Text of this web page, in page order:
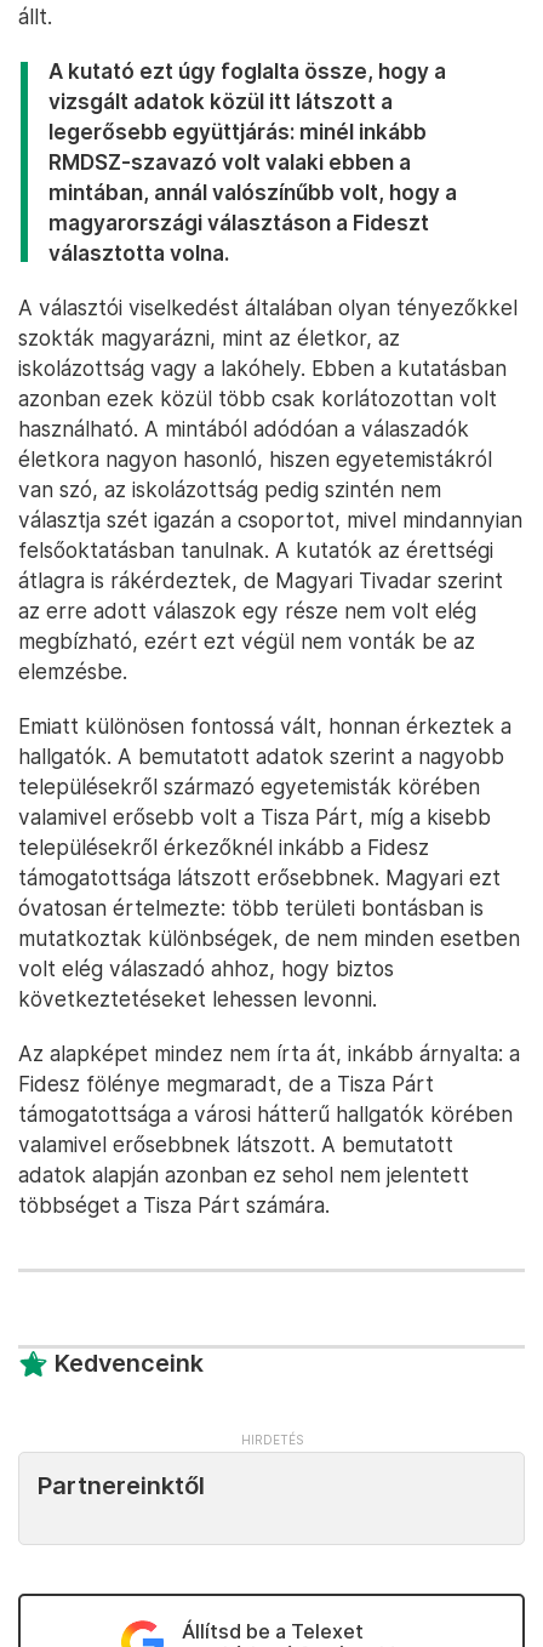
állt.
A kutató ezt úgy foglalta össze, hogy a
vizsgált adatok közül itt látszott a
legerősebb együttjárás: minél inkább
RMDSZ-szavazó volt valaki ebben a
mintában, annál valószínűbb volt, hogy a
magyarországi választáson a Fideszt
választotta volna.
A választói viselkedést általában olyan tényezőkkel
szokták magyarázni, mint az életkor, az
iskolázottság vagy a lakóhely. Ebben a kutatásban
azonban ezek közül több csak korlátozottan volt
használható. A mintából adódóan a válaszadók
életkora nagyon hasonló, hiszen egyetemistákról
van szó, az iskolázottság pedig szintén nem
választja szét igazán a csoportot, mivel mindannyian
felsőoktatásban tanulnak. A kutatók az érettségi
átlagra is rákérdeztek, de Magyari Tivadar szerint
az erre adott válaszok egy része nem volt elég
megbízható, ezért ezt végül nem vonták be az
elemzésbe.
Emiatt különösen fontossá vált, honnan érkeztek a
hallgatók. A bemutatott adatok szerint a nagyobb
településekről származó egyetemisták körében
valamivel erősebb volt a Tisza Párt, míg a kisebb
településekről érkezőknél inkább a Fidesz
támogatottsága látszott erősebbnek. Magyari ezt
óvatosan értelmezte: több területi bontásban is
mutatkoztak különbségek, de nem minden esetben
volt elég válaszadó ahhoz, hogy biztos
következtetéseket lehessen levonni.
Az alapképet mindez nem írta át, inkább árnyalta: a
Fidesz fölénye megmaradt, de a Tisza Párt
támogatottsága a városi hátterű hallgatók körében
valamivel erősebbnek látszott. A bemutatott
adatok alapján azonban ez sehol nem jelentett
többséget a Tisza Párt számára.
Kedvenceink
Partnereinktől
Állítsd be a Telexet